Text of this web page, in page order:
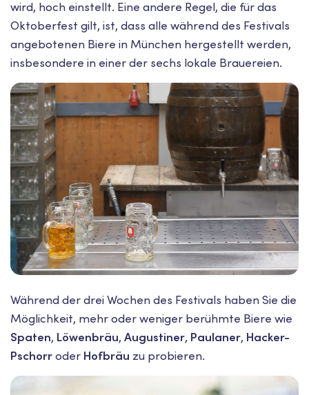
wird, hoch einstellt. Eine andere Regel, die für das
Oktoberfest gilt, ist, dass alle während des Festivals
angebotenen Biere in München hergestellt werden,
insbesondere in einer der sechs lokale Brauereien.
Während der drei Wochen des Festivals haben Sie die
Möglichkeit, mehr oder weniger berühmte Biere wie
Spaten, Löwenbräu, Augustiner, Paulaner, Hacker-
Pschorroder Hofbräu zu probieren.